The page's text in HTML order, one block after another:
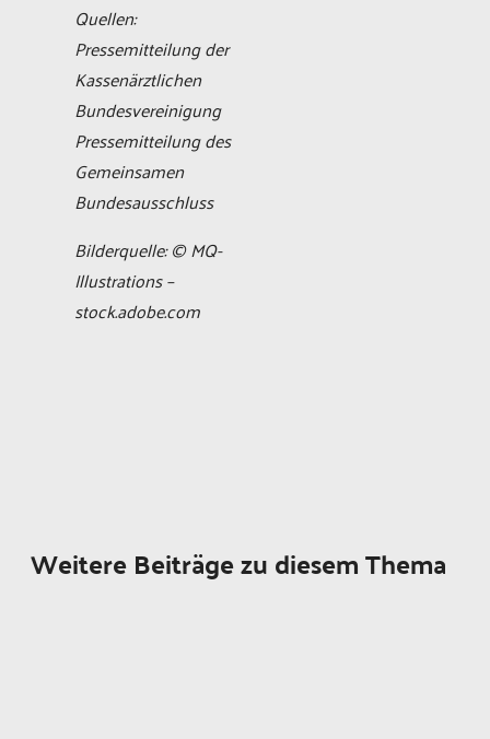
Quellen:
Pressemitteilung der
Kassenärztlichen
Bundesvereinigung
Pressemitteilung des
Gemeinsamen
Bundesausschluss
Bilderquelle: © MQ-
Illustrations –
stock.adobe.com
Weitere Beiträge zu diesem Thema